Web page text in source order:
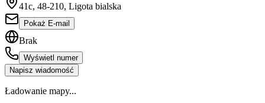
41c, 48-210, Ligota bialska
Pokaż E-mail
Brak
Wyświetl numer
Napisz wiadomość
Ładowanie mapy...